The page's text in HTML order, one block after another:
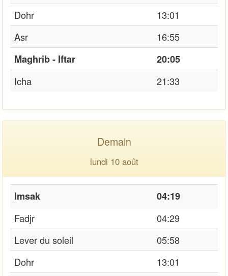
Dohr
13:01
Asr
16:55
Maghrib - Iftar
20:05
Icha
21:33
Demain
lundi 10 août
Imsak
04:19
Fadjr
04:29
Lever du soleil
05:58
Dohr
13:01